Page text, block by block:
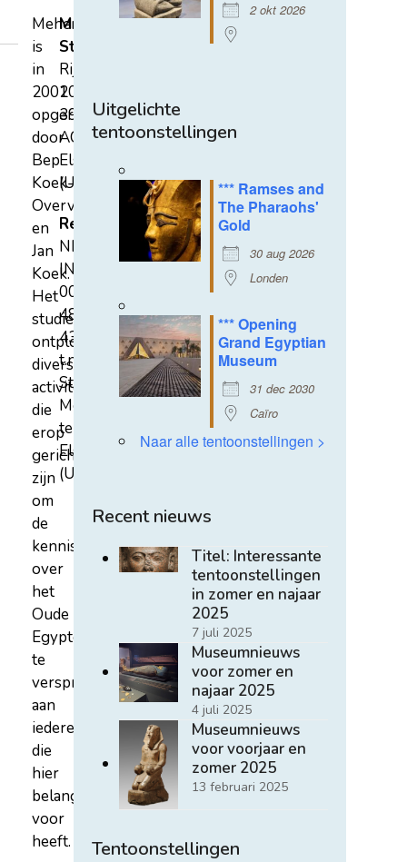
2 okt 2026
Uitgelichte
tentoonstellingen
*** Ramses and
The Pharaohs'
Gold
30 aug 2026
Londen
*** Opening
Grand Egyptian
Museum
31 dec 2030
Caïro
Naar alle tentoonstellingen >
Recent nieuws
Titel: Interessante
tentoonstellingen
in zomer en najaar
2025
7 juli 2025
Museumnieuws
voor zomer en
najaar 2025
4 juli 2025
Museumnieuws
voor voorjaar en
zomer 2025
13 februari 2025
Tentoonstellingen
Mehen
is
in
2002
opgericht
door
Bep
Koek-
Overvest
en
Jan
Koek.
Het
studiecentrum
ontplooit
diverse
activiteiten
die
erop
gericht
zijn
om
de
kennis
over
het
Oude
Egypte
te
verspreiden
aan
iedereen
die
hier
belangstelling
voor
heeft.
Mehen
Studiecentrum
Rijksstraatweg
107A
3921
AC
Elst
(U)
Rekeningnummer
NL31
INGB
0007
4852
43
t.n.v.
Stichting
Mehen
te
Elst
(U)